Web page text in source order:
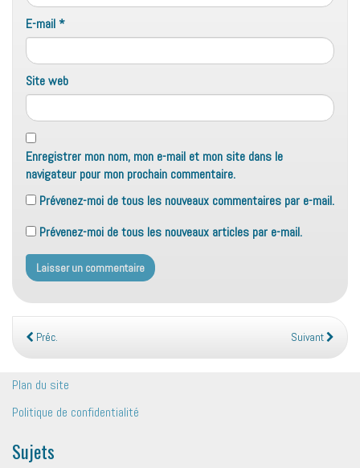
E-mail*
Site web
Enregistrer mon nom, mon e-mail et mon site dans le
navigateur pour mon prochain commentaire.
Prévenez-moi de tous les nouveaux commentaires par e-mail.
Prévenez-moi de tous les nouveaux articles par e-mail.
Préc. Suivant
Plan du site
Politique de confidentialité
Sujets